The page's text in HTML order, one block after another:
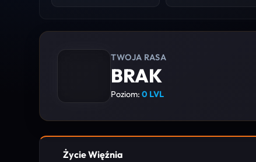
TWOJA RASA
BRAK
Poziom:0 LVL
Życie Więźnia